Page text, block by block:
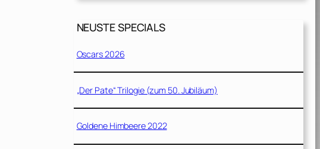
NEUSTE SPECIALS
Oscars 2026
„Der Pate“ Trilogie (zum 50. Jubiläum)
Goldene Himbeere 2022